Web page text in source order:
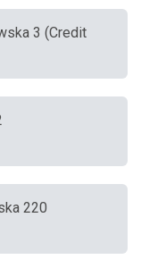
3 (Credit
220